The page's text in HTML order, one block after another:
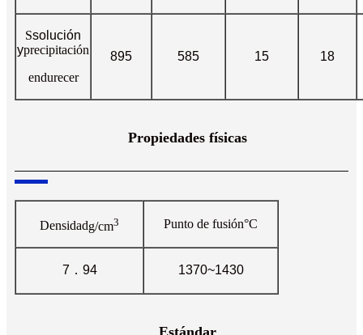
Ssolución
yprecipitación
endurecer
895 585 15 18
Propiedades físicas
Densidadg/cm3 Punto de fusión°C
7 ． 94 1370~1430